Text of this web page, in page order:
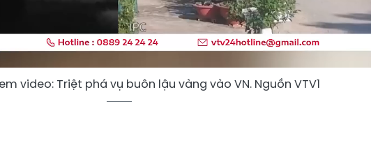
video: Triệt phá vụ buôn lậu vàng vào VN. Nguồn VTV1